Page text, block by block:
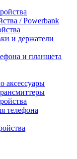
/ Powerbank
и держатели
и планшета
аксессуары
телефона